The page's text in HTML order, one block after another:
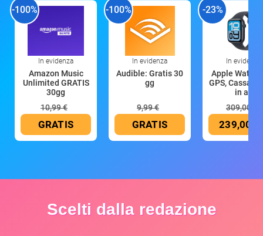
-100%
In evidenza
Amazon Music
Unlimited GRATIS
30gg
10,99 €
GRATIS
-100%
In evidenza
Audible: Gratis 30
gg
9,99 €
GRATIS
-23%
In evidenza
Apple Watch
GPS, Cassa
in all
309,00 €
239,00 €
Scelti dalla redazione